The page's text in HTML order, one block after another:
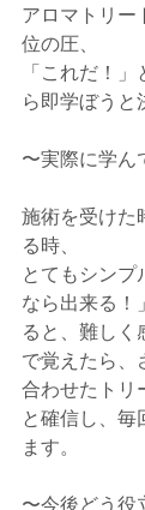
アロマトリー
位の圧、
「これだ！
ら即学ぼうと
〜実際に学ん
施術を受けた
る時、
とてもシン
なら出来る！
ると、難し
で覚えたら、
合わせたトリ
と確信し、毎
ます。
〜今後どう役